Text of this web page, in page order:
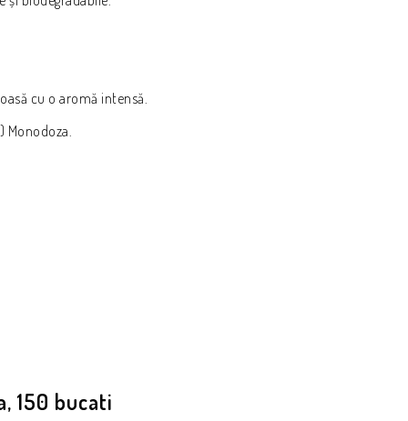
cu o aromă intensă.
150 bucati